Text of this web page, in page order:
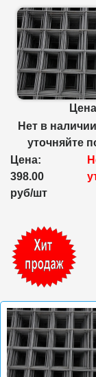
Нет в
уточняйте
Цена:
398.00
руб/шт